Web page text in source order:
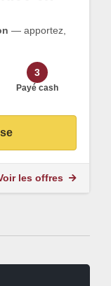
— apportez,
3
Payé cash
les offres